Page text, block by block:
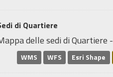
di Quartiere
delle sedi di Quartiere
WMS WFS Esri Shape